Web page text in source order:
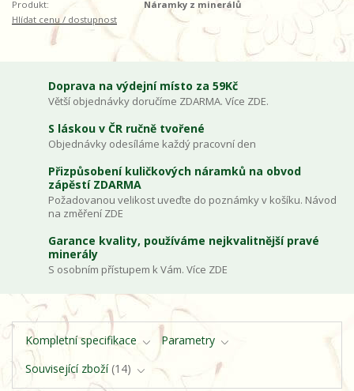
Produkt:
Náramky z minerálů
Hlídat cenu / dostupnost
Doprava na výdejní místo za 59Kč
Větší objednávky doručíme ZDARMA. Více ZDE.
S láskou v ČR ručně tvořené
Objednávky odesíláme každý pracovní den
Přizpůsobení kuličkových náramků na obvod
zápěstí ZDARMA
Požadovanou velikost uveďte do poznámky v košíku. Návod
na změření ZDE
Garance kvality, používáme nejkvalitnější pravé
minerály
S osobním přístupem k Vám. Více ZDE
Kompletní specifikace
Parametry
Související zboží 14